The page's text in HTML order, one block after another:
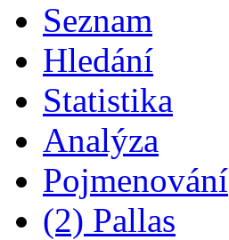
Seznam
Hledání
Statistika
Analýza
Pojmenování
(2) Pallas